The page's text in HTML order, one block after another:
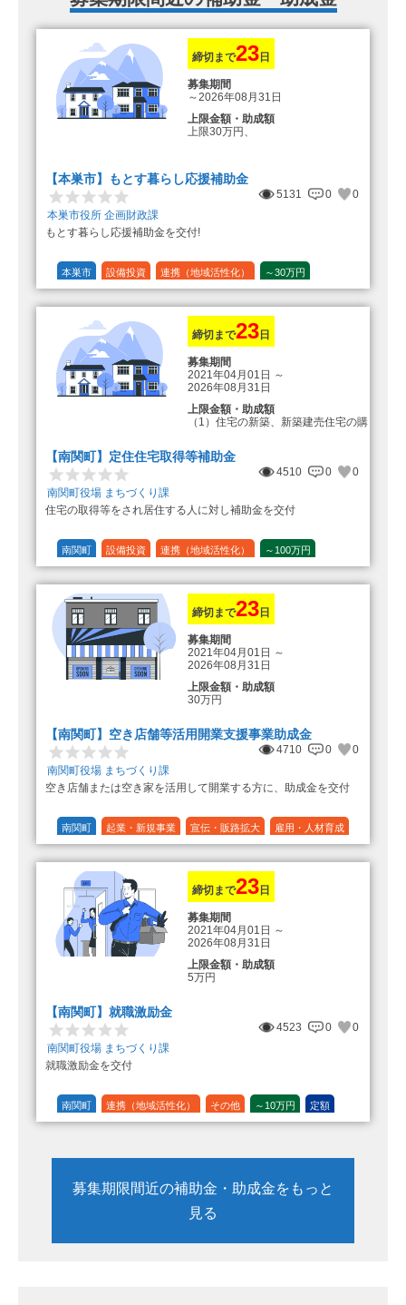
締切まで23 日
募集期間
～2026年08月31日
上限金額・助成額
上限30万円、
【本巣市】もとす暮らし応援補助金
5131 0
0
本巣市役所 企画財政課
もとす暮らし応援補助金を交付!
本巣市 設備投資 連携（地域活性化） ～30万円
締切まで23 日
募集期間
2021年04月01日 ～
2026年08月31日
上限金額・助成額
（1）住宅の新築、新築建売住宅の購
登録事業者利用の場合25万円加
算（50万円＋25万円加算＝75万円）
算（25万円＋25万円加算＝50万円）
（3）住宅リフォーム 経費の20％
の額（限度額50万円）
（最大で50万円＋25万円加算＝75万
【南関町】定住住宅取得等補助金
4510 0
0
南関町役場 まちづくり課
住宅の取得等をされ居住する人に対し補助金を交付
南関町 設備投資 連携（地域活性化） ～100万円
締切まで23 日
募集期間
2021年04月01日 ～
2026年08月31日
上限金額・助成額
30万円
【南関町】空き店舗等活用開業支援事業助成金
4710 0
0
南関町役場 まちづくり課
空き店舗または空き家を活用して開業する方に、助成金を交付
南関町 起業・新規事業 宣伝・販路拡大 雇用・人材育成
1/3 (33%)
締切まで23日
募集期間
2021年04月01日 ～
2026年08月31日
上限金額・助成額
5万円
【南関町】就職激励金
4523 0
0
南関町役場 まちづくり課
就職激励金を交付
南関町 連携（地域活性化） その他 ～10万円 定額
募集期限間近の補助金・助成金をもっと
見る